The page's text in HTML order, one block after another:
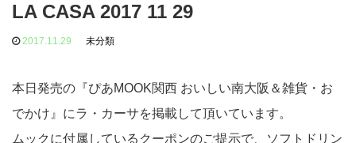
LA CASA 2017 11 29
2017.11.29 未分類
本日発売の『ぴあMOOK関西 おいしい南大阪＆雑貨・お
でかけ』にラ・カーサを掲載して頂いています。
ムックに付属しているクーポンのご提示で、ソフトドリン